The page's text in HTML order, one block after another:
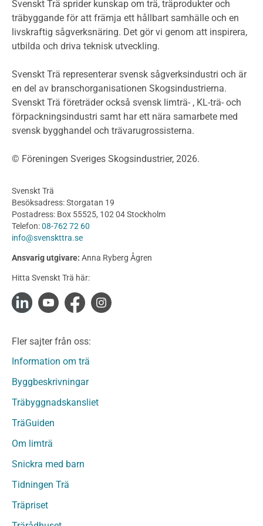
Termer och förkortningar
Planering
Klimatkalkylator hallar
Projektering av trähus - generellt
Byggsystem
Fasadsystem i skivmaterial
Bullerskärmar och andra utomhuskonstruktioner
Byggnation och utförande
Utförande
Produkter
Konstruktionsvirke
Konstruktionsvirke Behandlat
Konstruktionsvirke Fingerskarvat
Konstruktionsvirke Fingerskarvat Obehandlat
Limträ
Fanerträ
Fanerträ Obehandlat
Träpanel och Utvändig beklädnad Behandlat
Träpanel och utvändig beklädnad Obehandlat
Trägolv
Sågat virke
Sågat virke Behandlat
Övriga träprodukter
Svenskt Trä sprider kunskap om trä, träprodukter och
träbyggande för att främja ett hållbart samhälle och en
livskraftig sågverksnäring. Det gör vi genom att inspirera,
utbilda och driva teknisk utveckling.
Svenskt Trä representerar svensk sågverksindustri och är
en del av branschorganisationen Skogsindustrierna.
Svenskt Trä företräder också svensk limträ- , KL-trä- och
förpackningsindustri samt har ett nära samarbete med
svensk bygghandel och trävarugrossisterna.
© Föreningen Sveriges Skogsindustrier, 2026.
Svenskt Trä
Besöksadress: Storgatan 19
Postadress: Box 55525, 102 04 Stockholm
Telefon:08-762 72 60
info@svenskttra.se
Ansvarig utgivare: Anna Ryberg Ågren
Hitta Svenskt Trä här:
Fler sajter från oss:
Information om trä
Byggbeskrivningar
Träbyggnadskansliet
TräGuiden
Om limträ
Snickra med barn
Tidningen Trä
Träpriset